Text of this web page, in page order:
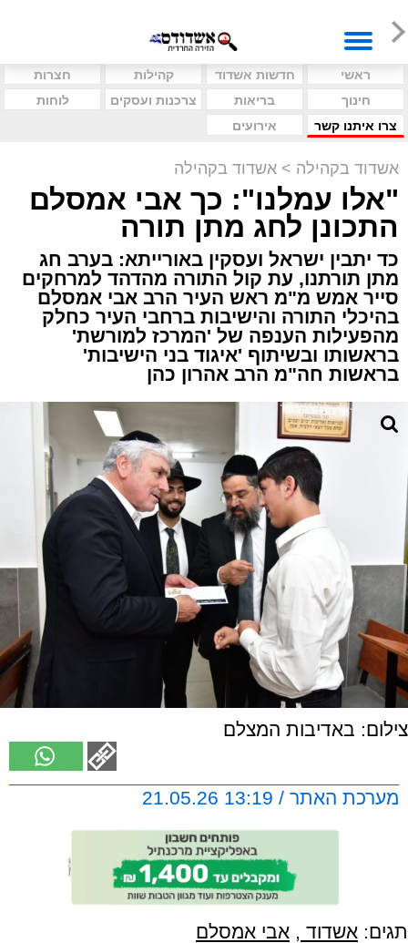
ראשי חדשות אשדוד קהילות
חצרות
חינוך
בריאות צרכנות ועסקים
לוחות
צרו איתנו קשר
אירועים
אשדוד בקהילה > אשדוד בקהילה
"אלו עמלנו": כך אבי אמסלם
התכונן לחג מתן תורה
כד יתבין ישראל ועסקין באורייתא: בערב חג
מתן תורתנו, עת קול התורה מהדהד למרחקים
סייר אמש מ"מ ראש העיר הרב אבי אמסלם
בהיכלי התורה והישיבות ברחבי העיר כחלק
מהפעילות הענפה של 'המרכז למורשת'
בראשותו ובשיתוף 'איגוד בני הישיבות'
בראשות חה"מ הרב אהרון כהן
צילום: באדיבות המצלם
מערכת האתר / 13:19 21.05.26
תגים: אשדוד , אבי אמסלם